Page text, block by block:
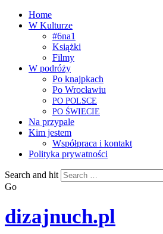
Home
W Kulturze
#6na1
Książki
Filmy
W podróży
Po knajpkach
Po Wrocławiu
PO POLSCE
PO ŚWIECIE
Na przypale
Kim jestem
Współpraca i kontakt
Polityka prywatności
Search and hit
Go
dizajnuch.pl